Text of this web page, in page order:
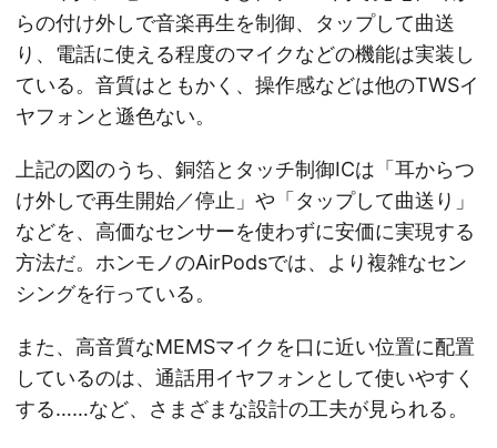
らの付け外しで音楽再生を制御、タップして曲送
り、電話に使える程度のマイクなどの機能は実装し
ている。音質はともかく、操作感などは他のTWSイ
ヤフォンと遜色ない。
上記の図のうち、銅箔とタッチ制御ICは「耳からつ
け外しで再生開始／停止」や「タップして曲送り」
などを、高価なセンサーを使わずに安価に実現する
方法だ。ホンモノのAirPodsでは、より複雑なセン
シングを行っている。
また、高音質なMEMSマイクを口に近い位置に配置
しているのは、通話用イヤフォンとして使いやすく
する……など、さまざまな設計の工夫が見られる。